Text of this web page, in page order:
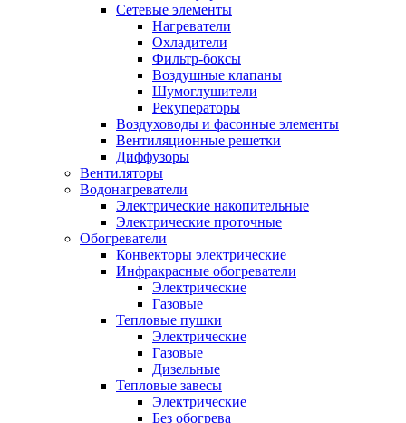
Сетевые элементы
Нагреватели
Охладители
Фильтр-боксы
Воздушные клапаны
Шумоглушители
Рекуператоры
Воздуховоды и фасонные элементы
Вентиляционные решетки
Диффузоры
Вентиляторы
Водонагреватели
Электрические накопительные
Электрические проточные
Обогреватели
Конвекторы электрические
Инфракрасные обогреватели
Электрические
Газовые
Тепловые пушки
Электрические
Газовые
Дизельные
Тепловые завесы
Электрические
Без обогрева